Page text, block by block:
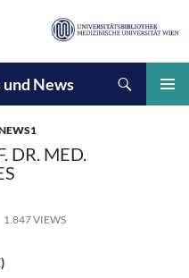
und News
DR. MED.
1.847 VIEWS